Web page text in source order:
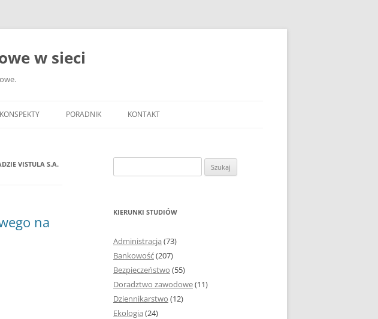
w sieci
KONSPEKTY PORADNIK
JAK ZBIERAĆ I OPRACOWYWAĆ
BIBLIOGRAFICZNYCH
ZAWARTOŚĆ I ROZMIAR PRACY
DYPLOMOWEJ
ESTETYKA PRACY DYPLOMOWEJ –
KONTAKT
VISTULA S.A.
na
KIERUNKI STUDIÓW
Administracja (73)
Bankowość(207)
Bezpieczeństwo (55)
Doradztwo zawodowe(11)
Dziennikarstwo (12)
Ekologia (24)